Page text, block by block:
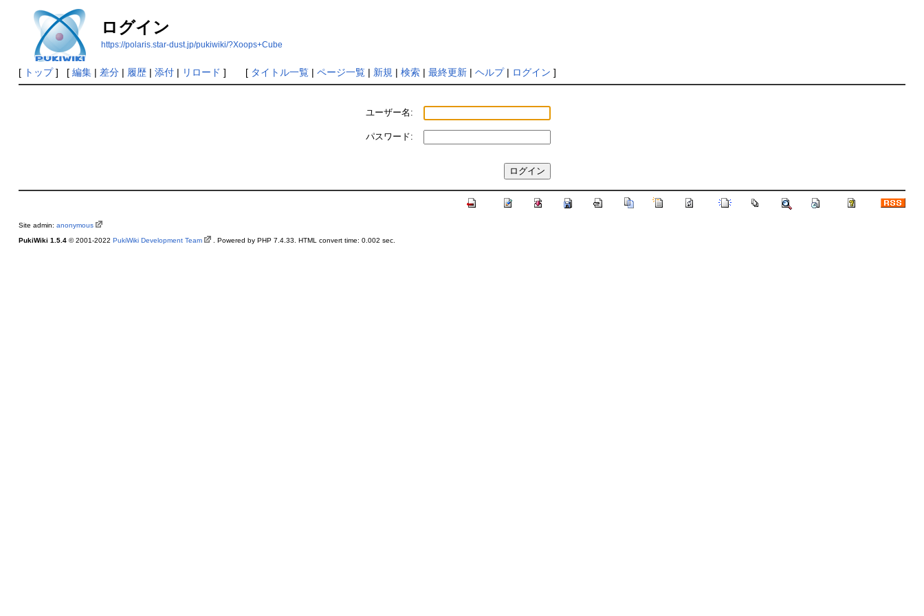
ログイン
https://polaris.star-dust.jp/pukiwiki/?Xoops+Cube
[ トップ] [ 編集| 差分| 履歴| 添付| リロード ] [ タイトル一覧| ページ一覧| 新規 | 検索| 最終更新| ヘルプ| ログイン ]
ユーザー名:
パスワード:
Site admin: anonymous
PukiWiki 1.5.4© 2001-2022 PukiWiki Development Team . Powered by PHP 7.4.33. HTML convert time: 0.002 sec.